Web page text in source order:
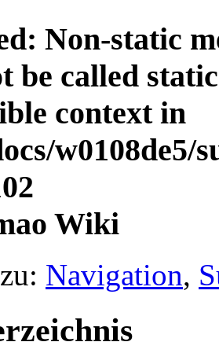
: Non-static
be called
context in
w0108de5/
Wiki
Navigation,